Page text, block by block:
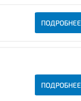
ПОДРОБНЕЕ
ПОДРОБНЕЕ